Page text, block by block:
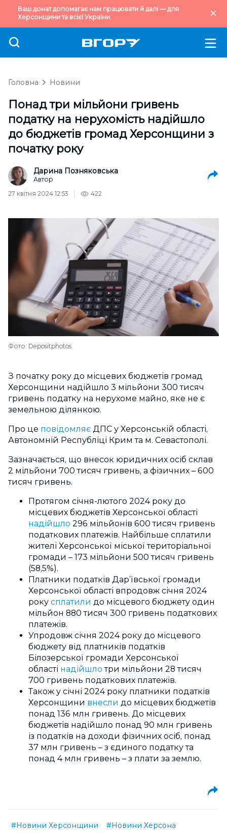
Ваш донат допомагає нам працювати й далі — для
Херсонщини та всієї України.
Головна Новини
Понад три мільйони гривень
податку на нерухомість надійшло
до бюджетів громад Херсонщини з
початку року
Дарина Позняковська
Автор
27 квітня 2024 12:53
422
Фото: Depositphotos
З початку року до місцевих бюджетів громад
Херсонщини надійшло 3 мільйони 300 тисяч
гривень податку на нерухоме майно, яке не є
земельною ділянкою.
Про це повідомляє ДПС у Херсонській області,
Автономній Республіці Крим та м. Севастополі.
Зазначається, що внесок юридичних осіб склав
2 мільйони 700 тисяч гривень, а фізичних – 600
тисяч гривень.
Протягом січня-лютого 2024 року до
місцевих бюджетів Херсонської області
надійшло 296 мільйонів 600 тисяч гривень
податкових платежів. Найбільше сплатили
жителі Херсонської міської територіальної
громади – 173 мільйони 500 тисяч гривень
(58,5%).
Платники податків Дар’ївської громади
Херсонської області впродовж січня 2024
року сплатили до місцевого бюджету один
мільйон 880 тисяч 300 гривень податкових
платежів.
Упродовж січня 2024 року до місцевого
бюджету від платників податків
Білозерської громади Херсонської
області надійшло три мільйони 28 тисяч
700 гривень податкових платежів.
Також у січні 2024 року платники податків
Херсонщини внесли до місцевих бюджетів
понад 136 млн гривень. До місцевих
бюджетів надійшло понад 90 млн гривень
із податків на доходи фізичних осіб, понад
37 млн гривень – з єдиного податку та
понад 4 млн гривень – з плати за землю.
#Новини Херсонщини
#Новини Херсона